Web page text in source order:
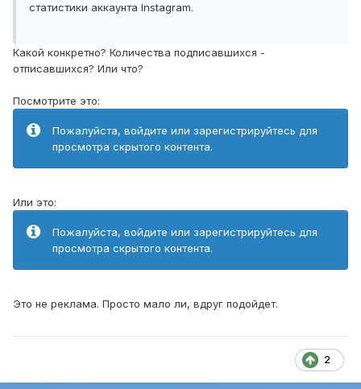
статистики аккаунта Instagram.
Какой конкретно? Количества подписавшихся -
отписавшихся? Или что?
Посмотрите это:
Пожалуйста, войдите или зарегистрируйтесь для
просмотра скрытого контента.
Или это:
Пожалуйста, войдите или зарегистрируйтесь для
просмотра скрытого контента.
Это не реклама. Просто мало ли, вдруг подойдет.
2